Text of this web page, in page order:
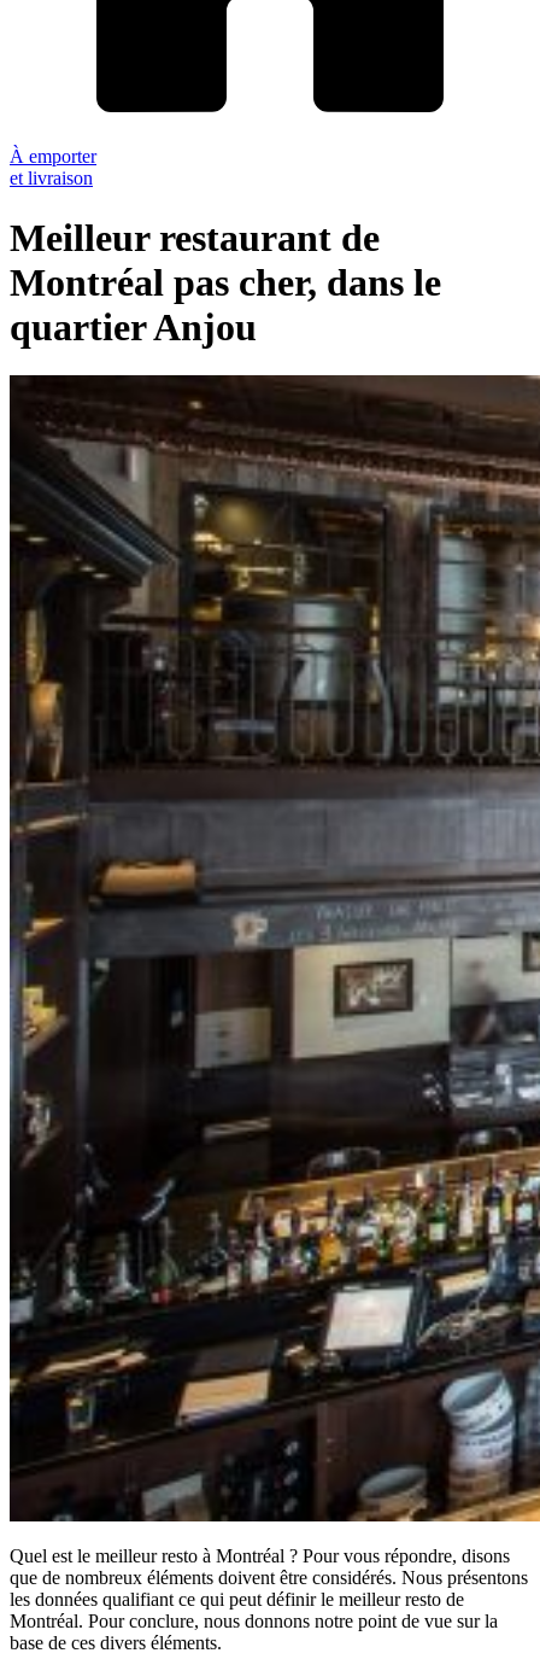
À emporter
et livraison
Meilleur restaurant de
Montréal pas cher, dans le
quartier Anjou
Quel est le meilleur resto à Montréal ? Pour vous répondre, disons
que de nombreux éléments doivent être considérés. Nous présentons
les données qualifiant ce qui peut définir le meilleur resto de
Montréal. Pour conclure, nous donnons notre point de vue sur la
base de ces divers éléments.